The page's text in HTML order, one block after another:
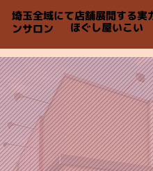
埼玉全域にて店舗展開する実
ンサロン
ほぐし屋いこい